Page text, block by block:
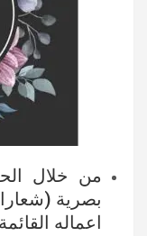
من خلال
بصرية
اعماله